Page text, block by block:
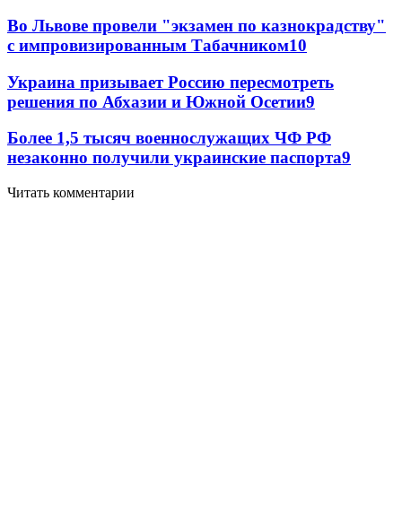
Во Львове провели "экзамен по казнокрадству"
с импровизированным Табачником10
Украина призывает Россию пересмотреть
решения по Абхазии и Южной Осетии9
Более 1,5 тысяч военнослужащих ЧФ РФ
незаконно получили украинские паспорта9
Читать комментарии